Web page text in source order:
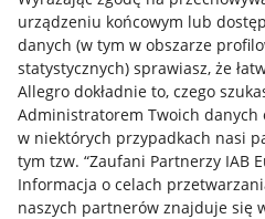
urządzeniu końcowym lub
danych (w tym w obszarze
statystycznych) sprawiasz, że
Allegro dokładnie to, czego
Administratorem Twoich danych
w niektórych przypadkach nasi
tym tzw. “Zaufani Partnerzy IAB
Informacja o celach
naszych partnerów znajduje się
Przydatne informacje